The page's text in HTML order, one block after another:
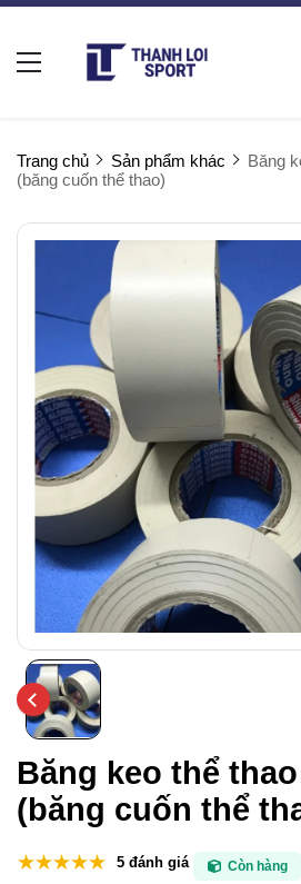
Trang chủ Sản phẩm khác
Băng
(băng cuốn thể thao)
Băng keo thể
(băng cuốn thể
5 đánh giá Còn hàng